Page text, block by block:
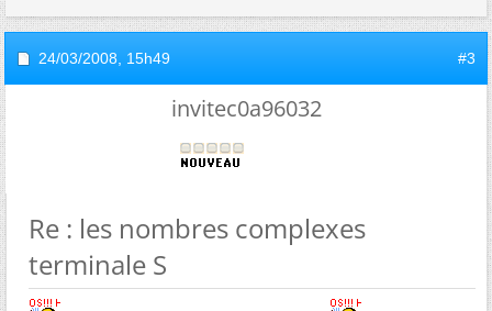
24/03/2008, 15h49 #3
invitec0a96032
Re : les nombres complexes
terminale S